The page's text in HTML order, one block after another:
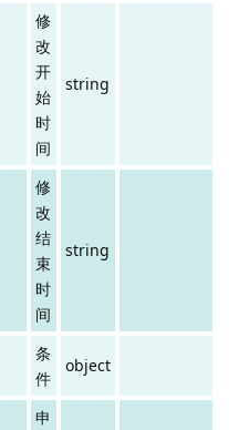
修
改
开
始
时
间
string
修
改
结
束
时
间
string
条
件
object
申